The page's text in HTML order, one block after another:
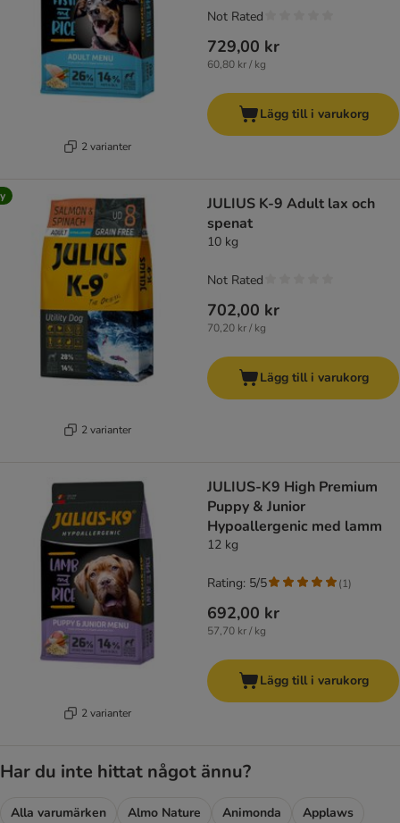
2 varianter
729,00 kr
60,80 kr / kg
Not Rated
Lägg till i varukorg
2 varianter
JULIUS K-9 Adult lax och
spenat
10 kg
702,00 kr
70,20 kr / kg
Not Rated
Lägg till i varukorg
2 varianter
JULIUS-K9 High Premium
Puppy & Junior
Hypoallergenic med lamm
12 kg
692,00 kr
57,70 kr / kg
Rating: 5/5 (1)
Lägg till i varukorg
Har du inte hittat något ännu?
Alla varumärken Almo Nature Animonda
Applaws